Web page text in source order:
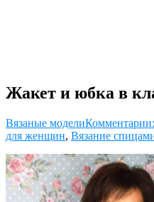
Жакет и юбка в
Вязаные модели
для женщин, Вязание